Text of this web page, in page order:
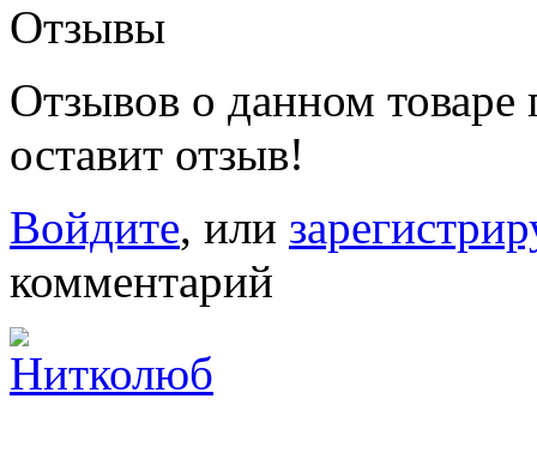
Отзывы
Отзывов о данном товаре
оставит отзыв!
Войдите, или
комментарий